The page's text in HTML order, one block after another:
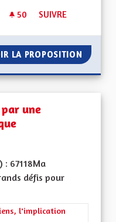
50 50 ABONNÉS
SUIVRE
LA PROPOSITION POUR
une
: 67118Ma
défis pour
: Les solidarités, les soins
l'implication